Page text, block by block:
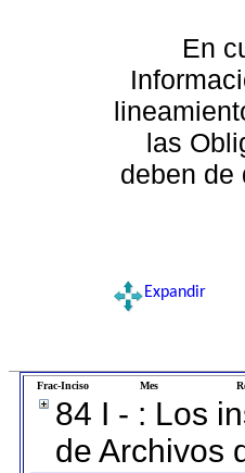
En
las
deben de
Expandir
Frac-Inciso Mes
84 I - : Los
de Archivos